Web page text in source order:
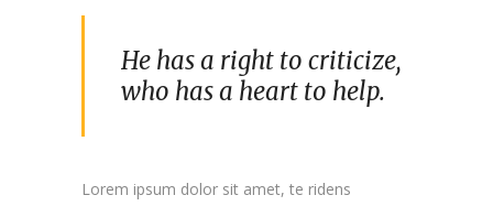
He has a right to criticize,
who has a heart to help.
Lorem ipsum dolor sit amet, te ridens